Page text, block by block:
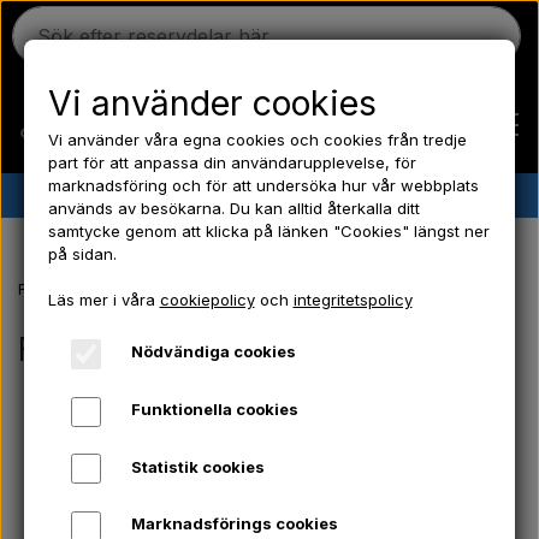
Hem
Massey Ferguson
Fordson
✔︎ Danskt lager ✔︎ Snabb leverans ✔︎ Låga priser
Framsida Försäljnings- och leveransvillkor
Försäljnings- och leveransvillkor
Vi använder cookies
Vi använder våra egna cookies och cookies från tredje
part för att anpassa din användarupplevelse, för
marknadsföring och för att undersöka hur vår webbplats
används av besökarna. Du kan alltid återkalla ditt
samtycke genom att klicka på länken "Cookies" längst ner
på sidan.
Läs mer i våra cookiepolicyoch integritetspolicy
Nödvändiga cookies
Funktionella cookies
Statistik cookies
Marknadsförings cookies